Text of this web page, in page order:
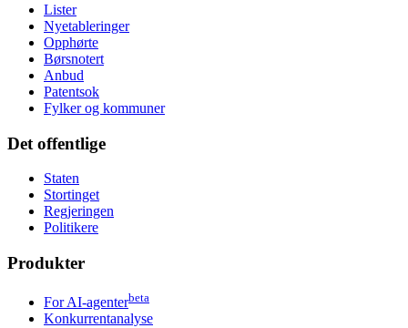
Lister
Nyetableringer
Opphørte
Børsnotert
Anbud
Patentsok
Fylker og kommuner
Det offentlige
Staten
Stortinget
Regjeringen
Politikere
Produkter
For AI-agenterbeta
Konkurrentanalyse